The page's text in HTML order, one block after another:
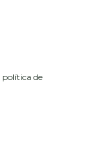
política de